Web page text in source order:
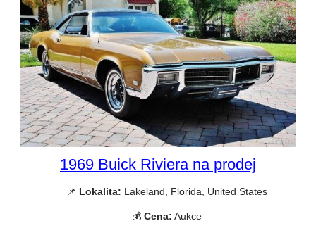
1969 Buick Riviera na prodej
📌 Lokalita: Lakeland, Florida, United States
💰 Cena: Aukce